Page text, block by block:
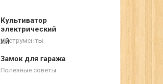
Культиватор
электрический
Инструменты
Замок для гаража
Полезные советы